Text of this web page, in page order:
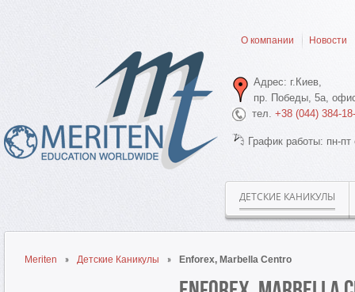
О компании Новости
Адрес: г.Киев,
пр. Победы, 5а,
тел. +38 (044) 384-
График работы: пн-
ДЕТСКИЕ КАНИКУЛЫ
Meriten Детские Каникулы Enforex, Marbella Centro